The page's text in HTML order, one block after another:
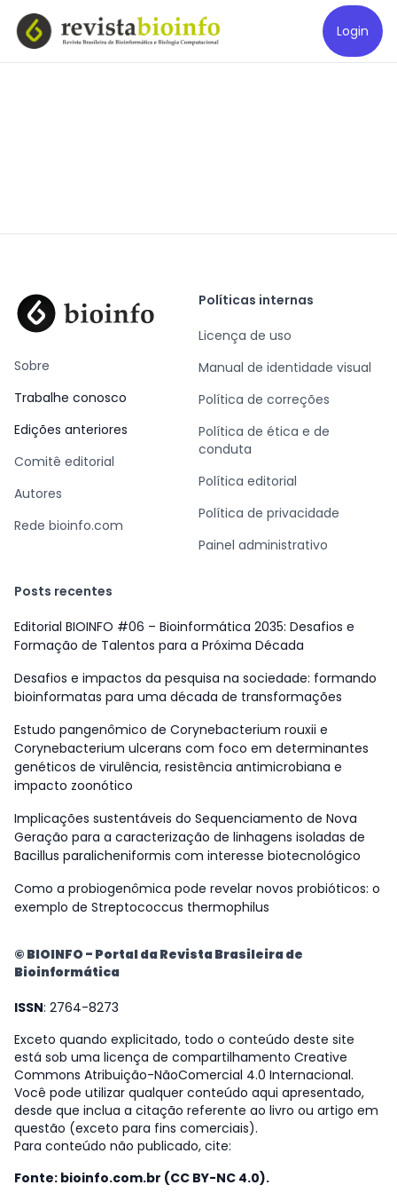
Login
Sobre
Trabalhe conosco
Edições anteriores
Comitê editorial
Autores
Rede bioinfo.com
Políticas internas
Licença de uso
Manual de identidade visual
Política de correções
Política de ética e de
conduta
Política editorial
Política de privacidade
Painel administrativo
Posts recentes
Editorial BIOINFO #06 – Bioinformática 2035: Desafios e
Formação de Talentos para a Próxima Década
Desafios e impactos da pesquisa na sociedade: formando
bioinformatas para uma década de transformações
Estudo pangenômico de Corynebacterium rouxii e
Corynebacterium ulcerans com foco em determinantes
genéticos de virulência, resistência antimicrobiana e
impacto zoonótico
Implicações sustentáveis do Sequenciamento de Nova
Geração para a caracterização de linhagens isoladas de
Bacillus paralicheniformis com interesse biotecnológico
Como a probiogenômica pode revelar novos probióticos: o
exemplo de Streptococcus thermophilus
© BIOINFO - Portal da Revista Brasileira de
Bioinformática
ISSN: 2764-8273
Exceto quando explicitado, todo o conteúdo deste site
está sob uma licença de compartilhamento Creative
Commons Atribuição-NãoComercial 4.0 Internacional.
Você pode utilizar qualquer conteúdo aqui apresentado,
desde que inclua a citação referente ao livro ou artigo em
questão (exceto para fins comerciais).
Para conteúdo não publicado, cite:
Fonte: bioinfo.com.br (CC BY-NC 4.0).